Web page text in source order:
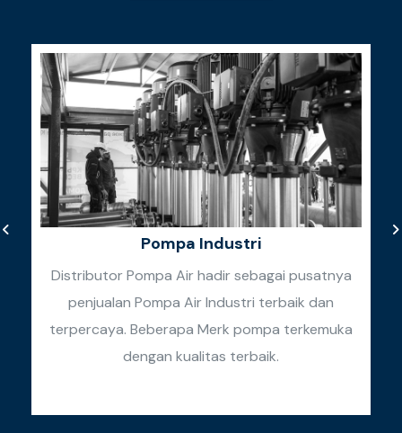
Pompa Industri
Distributor Pompa Air hadir sebagai pusatnya
penjualan Pompa Air Industri terbaik dan
terpercaya. Beberapa Merk pompa terkemuka
dengan kualitas terbaik.